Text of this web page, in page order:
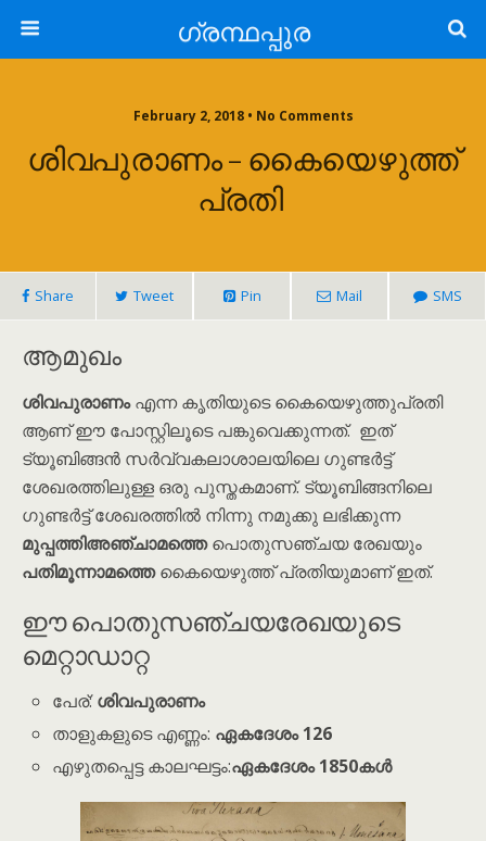
ഗ്രന്ഥപ്പുര
February 2, 2018 • No Comments
ശിവപുരാണം – കൈയെഴുത്ത്
പ്രതി
Share Tweet Pin Mail SMS
ആമുഖം
ശിവപുരാണംഎന്ന കൃതിയുടെ കൈയെഴുത്തുപ്രതി
ആണ് ഈ പോസ്റ്റിലൂടെ പങ്കുവെക്കുന്നത്. ഇത്
ട്യൂബിങ്ങൻ സർവ്വകലാശാലയിലെ ഗുണ്ടർട്ട്
ശേഖരത്തിലുള്ള ഒരു പുസ്തകമാണ്. ട്യൂബിങ്ങനിലെ
ഗുണ്ടർട്ട് ശേഖരത്തിൽ നിന്നു നമുക്കു ലഭിക്കുന്ന
മുപ്പത്തിഅഞ്ചാമത്തെപൊതുസഞ്ചയ രേഖയും
പതിമൂന്നാമത്തെകൈയെഴുത്ത് പ്രതിയുമാണ് ഇത്.
ഈ പൊതുസഞ്ചയരേഖയുടെ
മെറ്റാഡാറ്റ
പേര്:ശിവപുരാണം
താളുകളുടെ എണ്ണം: ഏകദേശം 126
എഴുതപ്പെട്ട കാലഘട്ടം:ഏകദേശം 1850കൾ